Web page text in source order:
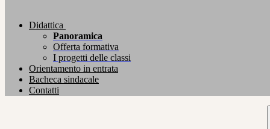
Didattica
Panoramica
Offerta formativa
I progetti delle classi
Orientamento in entrata
Bacheca sindacale
Contatti